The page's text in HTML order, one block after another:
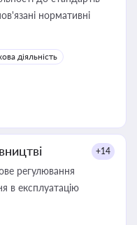
нормативні
діяльність
+14
регулювання
в експлуатацію